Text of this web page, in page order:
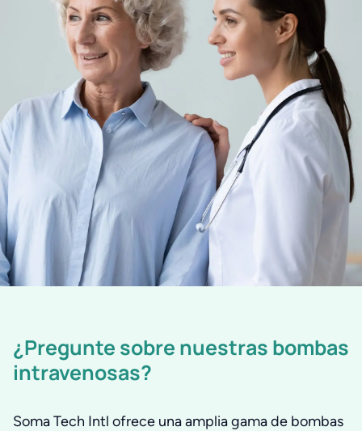
¿Pregunte sobre nuestras bombas
intravenosas?
Soma Tech Intl ofrece una amplia gama de bombas